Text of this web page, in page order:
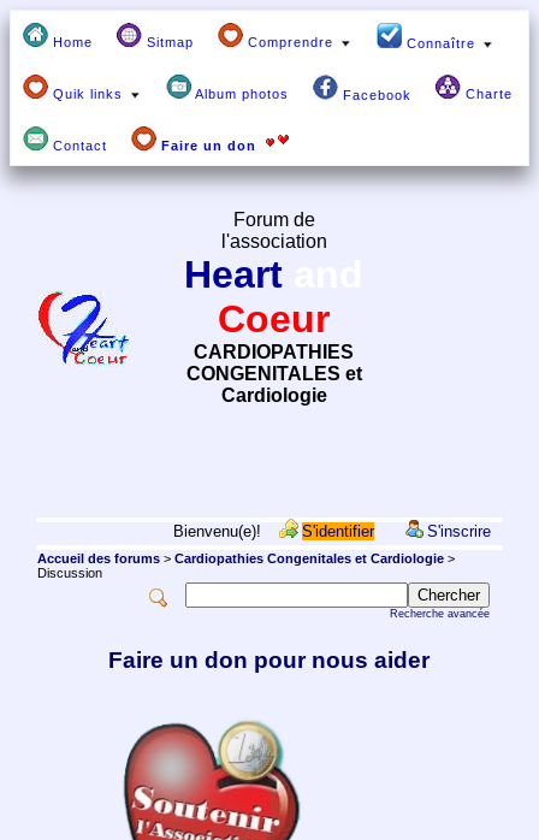
Home Sitmap Comprendre Connaître
Quik links Album photos Facebook Charte
Contact Faire un don
Forum de
l'association
Heart
Coeur
CARDIOPATHIES
CONGENITALES et
Cardiologie
Bienvenu(e)! S'identifier S'inscrire
Accueil des forums> Cardiopathies Congenitales et Cardiologie>
Discussion
Recherche avancée
Faire un don pour nous aider